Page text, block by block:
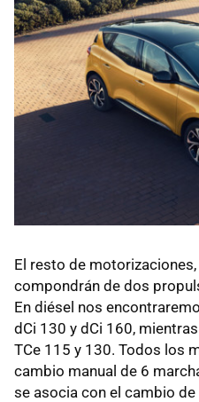
El resto de
compondrán de dos
En diésel nos
dCi 130 y dCi 160,
TCe 115 y 130. Todos los
cambio manual de 6
se asocia con el cambio